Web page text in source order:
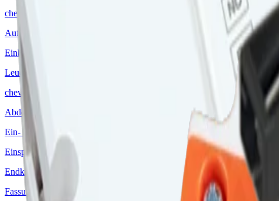
chevron_right
Aufbauleuchten
Einbauleuchten
Leuchtenzubehör
chevron_right
Abdeckkappe
Ein- / Aufbauringe
Einspeisungen
Endkappen
Fassungen